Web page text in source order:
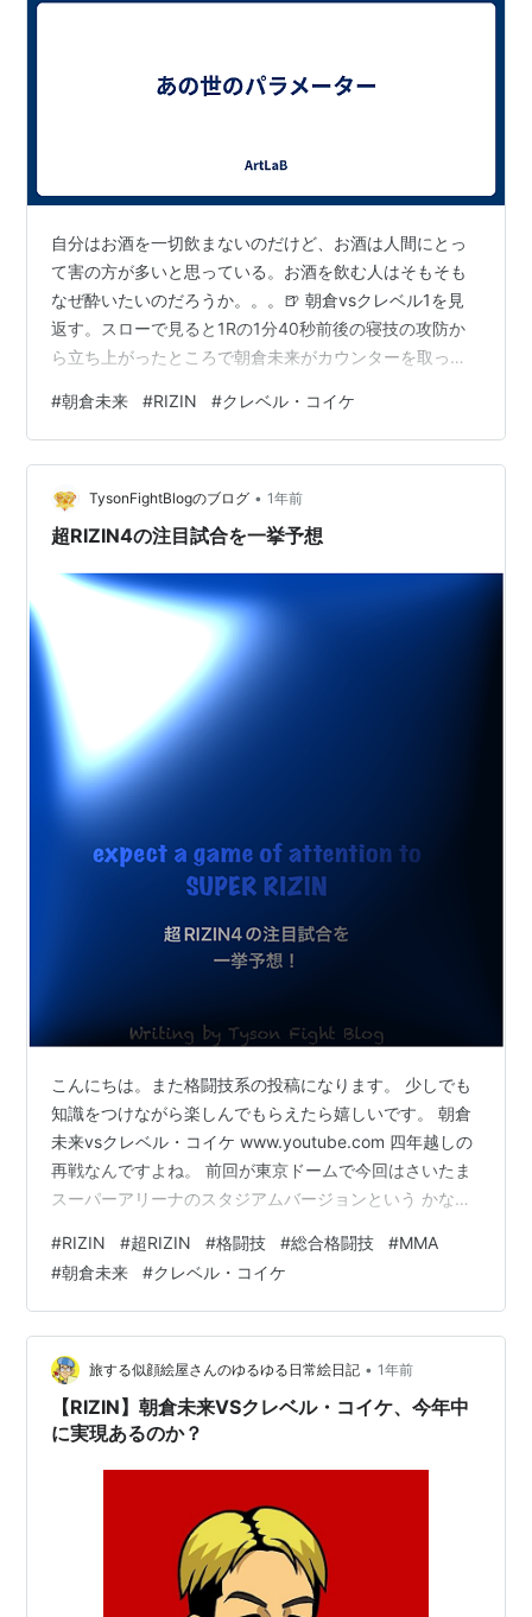
自分はお酒を一切飲まないのだけど、お酒は人間にとっ
て害の方が多いと思っている。お酒を飲む人はそもそも
なぜ酔いたいのだろうか。。。🍺 朝倉vsクレベル1を見
返す。スローで見ると1Rの1分40秒前後の寝技の攻防か
ら立ち上がったところで朝倉未来がカウンターを取った
ている。youtubeに上がっている公式の試合映像のラウ
ンド間のスロー映像を見ると、最初に左のカウンターが
鼻の正面辺りに入って、その後に右の返しが後頭部に当
たっていると思う。🥊 宇野薫さんがやられている100Aの
修斗とのコラボの100A SHOOTO GLOVESっていうオー
#朝倉未来 #RIZIN #クレベル・コイケ
TysonFightBlogのブログ • 1年前
超RIZIN4の注目試合を一挙予想
こんにちは。また格闘技系の投稿になります。 少しでも
知識をつけながら楽しんでもらえたら嬉しいです。 朝倉
未来vsクレベル・コイケ www.youtube.com 四年越しの
再戦なんですよね。 前回が東京ドームで今回はさいたま
スーパーアリーナのスタジアムバージョンという かなり
えてしまったのでどう穴埋めにかかって今回の試合に挑
むか。 でもまあクレベルの相手はシェイドゥラエフです
からしょうがない気もしますが ちいドゥラエフに勝てる
のは我らがクレベルの他になかなか見当たらないのでこ
こ勝って頑張って欲しい。 スタイルとかは前戦からあま
り変わってないよ…
#RIZIN #超RIZIN #格闘技 #総合格闘技 #MMA
#朝倉未来 #クレベル・コイケ
旅する似顔絵屋さんのゆるゆる日常絵日記 • 1年前
【RIZIN】朝倉未来VSクレベル・コイケ、今年中
に実現あるのか？